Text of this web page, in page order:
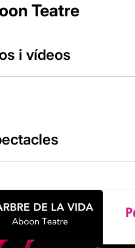
Teatre
i vídeos